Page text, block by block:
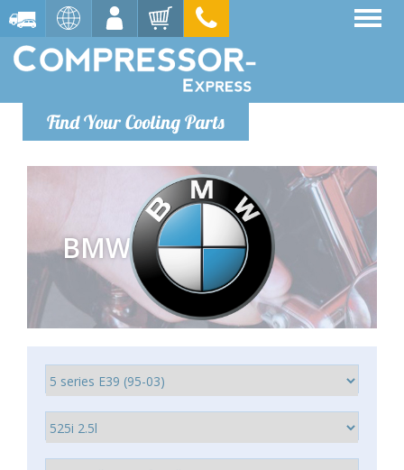
Find Your Cooling Parts
BMW